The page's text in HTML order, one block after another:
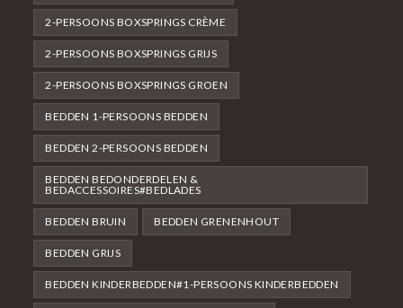
2-PERSOONS BOXSPRINGS CRÈME
2-PERSOONS BOXSPRINGS GRIJS
2-PERSOONS BOXSPRINGS GROEN
BEDDEN 1-PERSOONS BEDDEN
BEDDEN 2-PERSOONS BEDDEN
BEDDEN BEDONDERDELEN &
BEDACCESSOIRES#BEDLADES
BEDDEN BRUIN BEDDEN GRENENHOUT
BEDDEN GRIJS
BEDDEN KINDERBEDDEN#1-PERSOONS KINDERBEDDEN